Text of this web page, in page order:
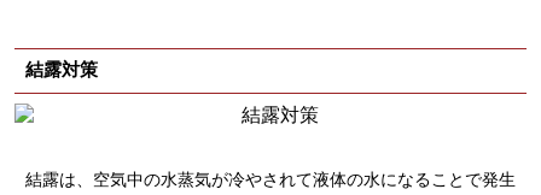
結露対策
結露は、空気中の水蒸気が冷やされて液体の水になることで発生